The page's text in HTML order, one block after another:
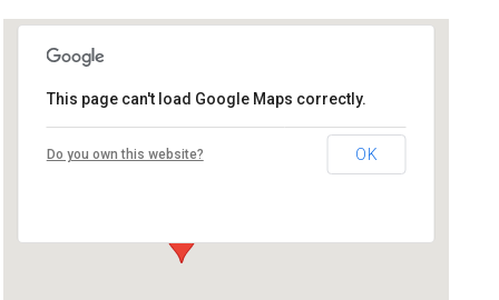
Lounais-Suomen – SYLI ry
Maariankatu 8 D 104 - Turku
This page can't load Google Maps correctly.
Do you own this website? OK